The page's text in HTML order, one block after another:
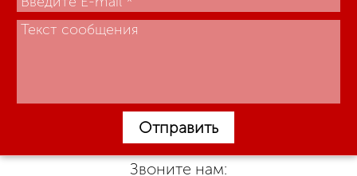
Отправить
Звоните нам: